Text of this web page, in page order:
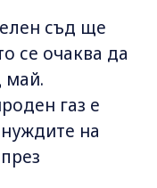
съд ще
се очаква да
май.
газ е
на